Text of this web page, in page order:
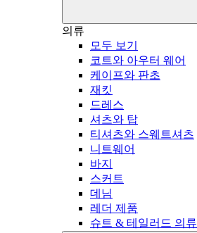
의류
모두 보기
코트와 아우터 웨어
케이프와 판초
재킷
드레스
셔츠와 탑
티셔츠와 스웨트셔츠
니트웨어
바지
스커트
데님
레더 제품
슈트 & 테일러드 의류